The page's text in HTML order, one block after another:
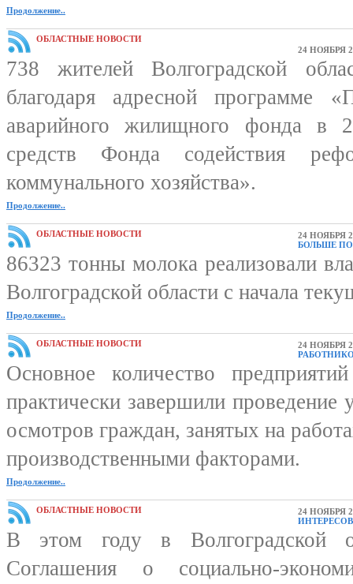
Продолжение..
ОБЛАСТНЫЕ НОВОСТИ
24 НОЯБРЯ
738 жителей Волгоградской
благодаря адресной программе
аварийного жилищного фонда в
средств Фонда содействия
коммунального хозяйства».
Продолжение..
ОБЛАСТНЫЕ НОВОСТИ
24 НОЯБРЯ
БОЛЬШЕ
86323 тонны молока реализовали
Волгоградской области с начала
Продолжение..
ОБЛАСТНЫЕ НОВОСТИ
24 НОЯБРЯ
Основное количество
практически завершили проведение
осмотров граждан, занятых на
производственными факторами.
Продолжение..
ОБЛАСТНЫЕ НОВОСТИ
24 НОЯБРЯ
В этом году в Волгоградской
Соглашения о социально-